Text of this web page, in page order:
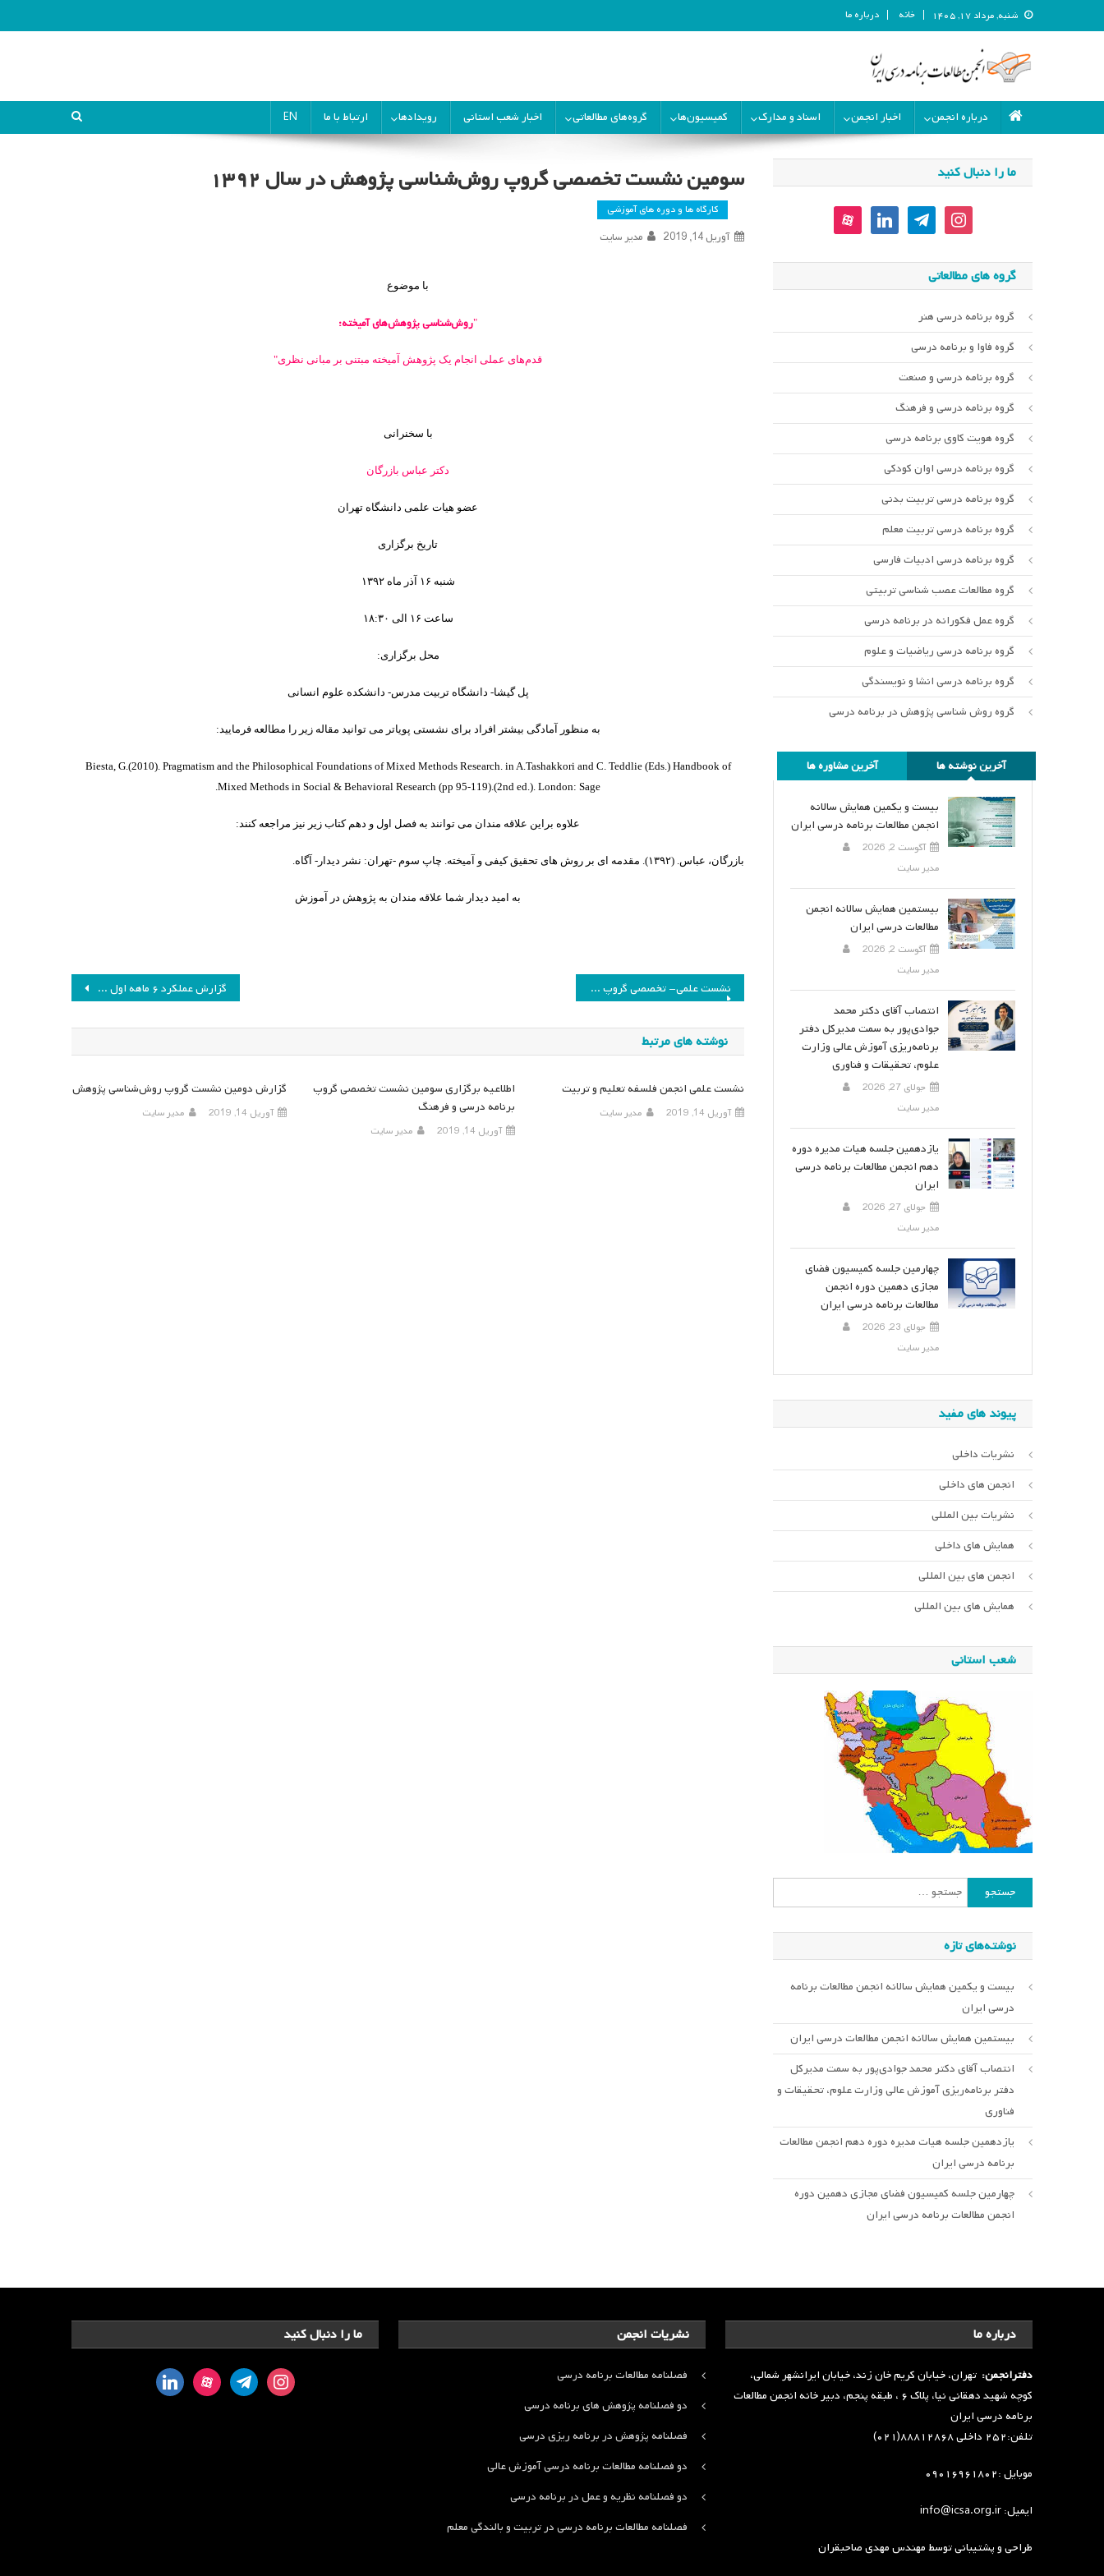
شنبه, مرداد ۱۷, ۱۴۰۵ خانه درباره ما
انجمن مطالعات برنامه درسی ایران
درباره انجمن
اخبار انجمن اسناد و مدارک کمیسیون‌ها گروه‌های مطالعاتی اخبار شعب استانی رویدادها ارتباط با ما EN
سومین نشست تخصصی گروپ روش‌شناسی پژوهش در سال ۱۳۹۲
کارگاه ها و دوره های آموزشی
آوریل 14, 2019 مدیر سایت
با موضوع
"روش‌­شناسی پژوهش­‌های آمیخته:
قدم­‌های عملی انجام یک پژوهش آمیخته مبتنی بر مبانی نظری"
با سخنرانی
دکتر عباس بازرگان
عضو هیات علمی دانشگاه تهران
تاریخ برگزاری
شنبه ۱۶ آذر ماه ۱۳۹۲
ساعت ۱۶ الی ۱۸:۳۰
محل برگزاری:
پل گیشا- دانشگاه تربیت مدرس- دانشکده علوم انسانی
به منظور آمادگی بیشتر افراد برای نشستی پویاتر می توانید مقاله زیر را مطالعه فرمایید:
Biesta, G.(2010). Pragmatism and the Philosophical Foundations of Mixed Methods Research. in A.Tashakkori and C. Teddlie (Eds.) Handbook of
Mixed Methods in Social & Behavioral Research (pp 95-119).(2nd ed.). London: Sage.
علاوه براین علاقه مندان می توانند به فصل اول و دهم کتاب زیر نیز مراجعه کنند:
بازرگان، عباس. (۱۳۹۲). مقدمه ای بر روش های تحقیق کیفی و آمیخته. چاپ سوم -تهران: نشر دیدار- آگاه.
به امید دیدار شما علاقه مندان به پژوهش در آموزش
راهبری
نوشته
گزارش عملکرد ۶ ماهه اول سال ۹۲ انجمن مطالعات برنامه درسی شعبه ارومیه نشست علمی- تخصصی گروپ برنامه درسی و فرهنگ
نوشته های مرتبط
گزارش دومین نشست گروپ روش‌شناسی پژوهش
آوریل 14, 2019 مدیر سایت
اطلاعیه برگزاری سومین نشست تخصصی گروپ
برنامه درسی و فرهنگ
آوریل 14, 2019 مدیر سایت
نشست علمی انجمن فلسفه تعلیم و تربیت
آوریل 14, 2019 مدیر سایت
ما را دنبال کنید
instagram
telegram
linkedin
aparat
گروه های مطالعاتی
گروه برنامه درسی هنر
گروه فاوا و برنامه درسی
گروه برنامه درسی و صنعت
گروه برنامه درسی و فرهنگ
گروه هویت کاوی برنامه درسی
گروه برنامه درسی اوان کودکی
گروه برنامه درسی تربیت بدنی
گروه برنامه درسی تربیت معلم
گروه برنامه درسی ادبیات فارسی
گروه مطالعات عصب شناسی تربیتی
گروه عمل فکورانه در برنامه درسی
گروه برنامه درسی ریاضیات و علوم
گروه برنامه درسی انشا و نویسندگی
گروه روش شناسی پژوهش در برنامه درسی
آخرین نوشته ها آخرین مشاوره ها
بیست و یکمین همایش سالانه
انجمن مطالعات برنامه درسی ایران
آگوست 2, 2026
مدیر سایت
بیستمین همایش سالانه انجمن
مطالعات درسی ایران
آگوست 2, 2026
مدیر سایت
انتصاب آقای دکتر محمد
جوادی‌پور به سمت مدیرکل دفتر
برنامه‌ریزی آموزش عالی وزارت
علوم، تحقیقات و فناوری
جولای 27, 2026
مدیر سایت
یازدهمین جلسه هیات مدیره دوره
دهم انجمن مطالعات برنامه درسی
ایران
جولای 27, 2026
مدیر سایت
چهارمین جلسه کمیسیون فضای
مجازی دهمین دوره انجمن
مطالعات برنامه درسی ایران
جولای 23, 2026
مدیر سایت
پیوند های مفید
نشریات داخلی
انجمن های داخلی
نشریات بین المللی
همایش های داخلی
انجمن های بین المللی
همایش های بین المللی
شعب استانی
جستجو
برای:
نوشته‌های تازه
بیست و یکمین همایش سالانه انجمن مطالعات برنامه
درسی ایران
بیستمین همایش سالانه انجمن مطالعات درسی ایران
انتصاب آقای دکتر محمد جوادی‌پور به سمت مدیرکل
دفتر برنامه‌ریزی آموزش عالی وزارت علوم، تحقیقات و
فناوری
یازدهمین جلسه هیات مدیره دوره دهم انجمن مطالعات
برنامه درسی ایران
چهارمین جلسه کمیسیون فضای مجازی دهمین دوره
انجمن مطالعات برنامه درسی ایران
ما را دنبال کنید
instagram
telegram
aparat
linkedin
نشریات انجمن
فصلنامه مطالعات برنامه درسی
دو فصلنامه پژوهش های برنامه درسی
فصلنامه پژوهش در برنامه ریزی درسی
دو فصلنامه مطالعات برنامه درسی آموزش عالی
دو فصلنامه نظریه و عمل در برنامه درسی
فصلنامه مطالعات برنامه درسی در تربیت و بالندگی معلم
درباره ما
دفترانجمن: تهران، خیابان کریم خان زند، خیابان ایرانشهر شمالی،
کوچه شهید دهقانی نیا، پلاک ۶ ، طبقه پنجم، دبیر خانه انجمن مطالعات
برنامه درسی ایران
تلفن:۲۵۲ داخلی ۸۸۸۱۲۸۶۸(۰۲۱)
موبایل :۰۹۰۱۶۹۶۱۸۰۲
ایمیل: info@icsa.org.ir
طراحی و پشتیبانی توسطمهندس مهدی صاحبقران